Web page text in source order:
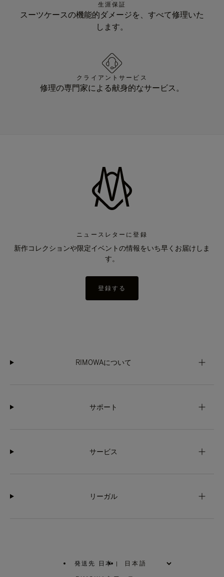
生涯保証
スーツケースの機能的ダメージを、すべて修理いた
します。
クライアントサービス
修理の専門家による献身的なサービス。
ニュースレターに登録
新作コレクションや限定イベントの情報をいち早くお届けしま
す。
登録する
RIMOWAについて
サポート
サービス
リーガル
発送先 日本 |